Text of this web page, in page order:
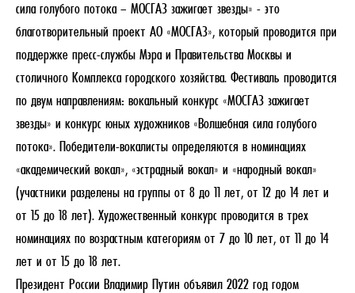
сила голубого потока – МОСГАЗ зажигает звезды» - это
благотворительный проект АО «МОСГАЗ», который проводится при
поддержке пресс-службы Мэра и Правительства Москвы и
столичного Комплекса городского хозяйства. Фестиваль проводится
по двум направлениям: вокальный конкурс «МОСГАЗ зажигает
звезды» и конкурс юных художников «Волшебная сила голубого
потока». Победители-вокалисты определяются в номинациях
«академический вокал», «эстрадный вокал» и «народный вокал»
(участники разделены на группы от 8 до 11 лет, от 12 до 14 лет и
от 15 до 18 лет). Художественный конкурс проводится в трех
номинациях по возрастным категориям от 7 до 10 лет, от 11 до 14
лет и от 15 до 18 лет.
Президент России Владимир Путин объявил 2022 год годом